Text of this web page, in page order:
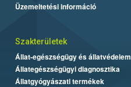
Üzemeltetési információ
Szakterületek
Állat-egészségügy és állatvédelem
Állategészségügyi diagnosztika
Állatgyógyászati termékek